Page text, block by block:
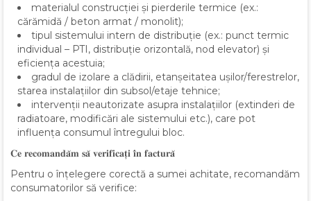
materialul construcției și pierderile termice (ex.:
cărămidă / beton armat / monolit);
tipul sistemului intern de distribuție (ex.: punct termic
individual – PTI, distribuție orizontală, nod elevator) și
eficiența acestuia;
gradul de izolare a clădirii, etanșeitatea ușilor/ferestrelor,
starea instalațiilor din subsol/etaje tehnice;
intervenții neautorizate asupra instalațiilor (extinderi de
radiatoare, modificări ale sistemului etc.), care pot
influența consumul întregului bloc.
𝐂𝐞 𝐫𝐞𝐜𝐨𝐦𝐚𝐧𝐝𝐚̆𝐦 𝐬𝐚̆ 𝐯𝐞𝐫𝐢𝐟𝐢𝐜𝐚𝐭̦𝐢 𝐢̂𝐧 𝐟𝐚𝐜𝐭𝐮𝐫𝐚̆
Pentru o înțelegere corectă a sumei achitate, recomandăm
consumatorilor să verifice: